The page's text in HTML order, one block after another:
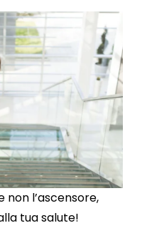
non l’ascensore,
tua salute!